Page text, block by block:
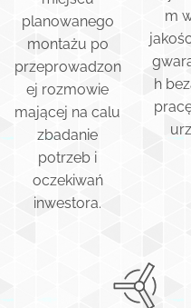
planowanego
montażu po
przeprowadzon
ej rozmowie
mającej na calu
zbadanie
potrzeb i
oczekiwań
inwestora.
m
h